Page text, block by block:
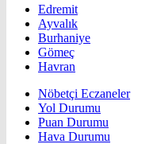
Edremit
Ayvalık
Burhaniye
Gömeç
Havran
Nöbetçi Eczaneler
Yol Durumu
Puan Durumu
Hava Durumu